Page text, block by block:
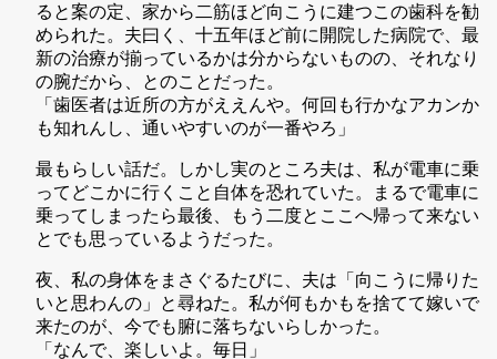
ると案の定、家から二筋ほど向こうに建つこの歯科を勧
められた。夫曰く、十五年ほど前に開院した病院で、最
新の治療が揃っているかは分からないものの、それなり
の腕だから、とのことだった。
「歯医者は近所の方がええんや。何回も行かなアカンか
も知れんし、通いやすいのが一番やろ」
最もらしい話だ。しかし実のところ夫は、私が電車に乗
ってどこかに行くこと自体を恐れていた。まるで電車に
乗ってしまったら最後、もう二度とここへ帰って来ない
とでも思っているようだった。
夜、私の身体をまさぐるたびに、夫は「向こうに帰りた
いと思わんの」と尋ねた。私が何もかもを捨てて嫁いで
来たのが、今でも腑に落ちないらしかった。
「なんで、楽しいよ。毎日」